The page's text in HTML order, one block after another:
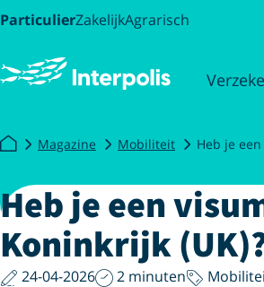
ParticulierZakelijkAgrarisch
Magazine Mobiliteit Heb je
Heb je een
Koninkrijk
24-04-2026 2 minuten